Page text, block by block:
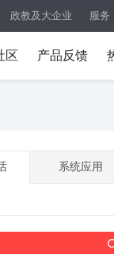
政教及大企业 服务
区 产品反馈
系统应用